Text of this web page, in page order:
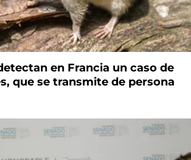
en Francia un caso de
que se transmite de persona